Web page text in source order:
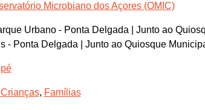
Microbiano dos Açores (OMIC)
Urbano - Ponta Delgada | Junto ao
- Ponta Delgada | Junto ao Quiosque
Crianças, Famílias